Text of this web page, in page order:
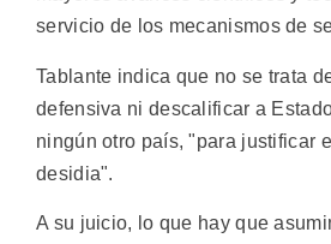
servicio de los mecanismos de
Tablante indica que no se trata
defensiva ni descalificar a
ningún otro país, "para justificar
desidia".
A su juicio, lo que hay que